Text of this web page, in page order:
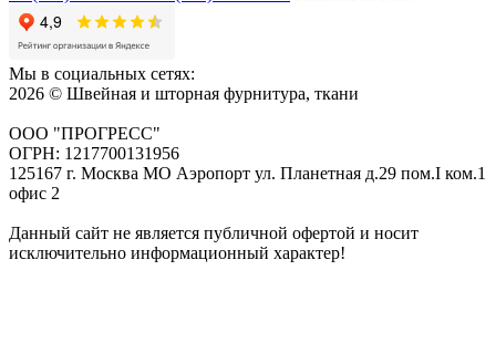
Мы в социальных сетях:
2026 © Швейная и шторная фурнитура, ткани
ООО "ПРОГРЕСС"
ОГРН: 1217700131956
125167 г. Москва МО Аэропорт ул. Планетная д.29 пом.I ком.1
офис 2
Данный сайт не является публичной офертой и носит
исключительно информационный характер!